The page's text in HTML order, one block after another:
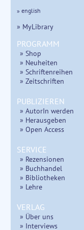
» english
» MyLibrary
PROGRAMM
» Shop
» Neuheiten
» Schriftenreihen
» Zeitschriften
PUBLIZIEREN
» AutorIn werden
» Herausgeben
» Open Access
SERVICE
» Rezensionen
» Buchhandel
» Bibliotheken
» Lehre
VERLAG
» Über uns
» Interviews